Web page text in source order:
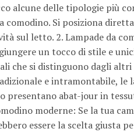
alcune delle tipologie più
comodino. Si posiziona
sul letto. 2. Lampade da
un tocco di stile e
che si distinguono dagli altri
e intramontabile, le
presentano abat-jour in
moderne: Se la tua
essere la scelta giusta